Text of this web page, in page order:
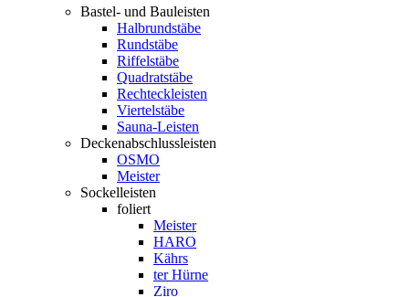
Bastel- und Bauleisten
Halbrundstäbe
Rundstäbe
Riffelstäbe
Quadratstäbe
Rechteckleisten
Viertelstäbe
Sauna-Leisten
Deckenabschlussleisten
OSMO
Meister
Sockelleisten
foliert
Meister
HARO
Kährs
ter Hürne
Ziro